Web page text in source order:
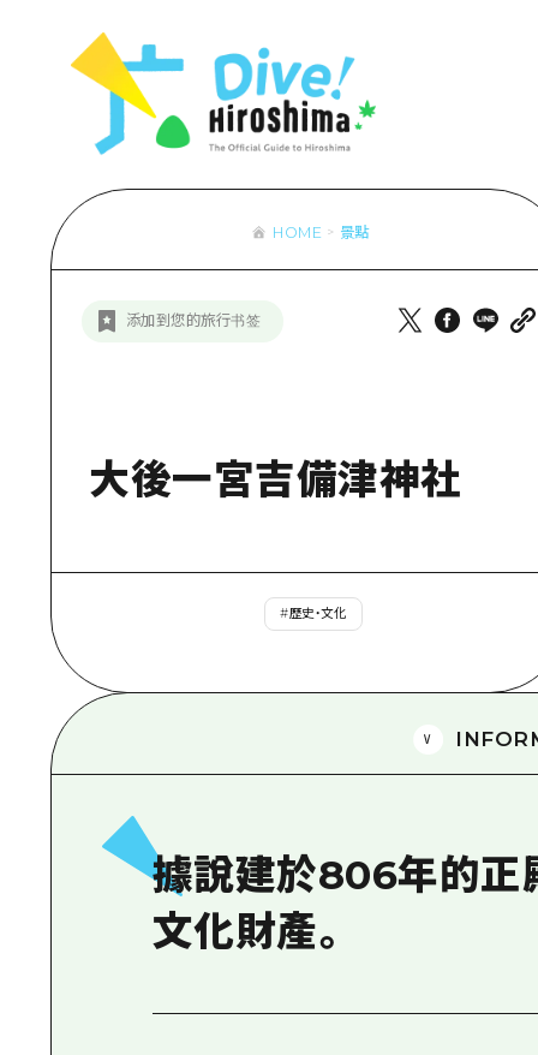
HOME 景點
添加到您的旅行书签
大後一宮吉備津神社
#歷史・文化
據說建於806年的正
文化財產。